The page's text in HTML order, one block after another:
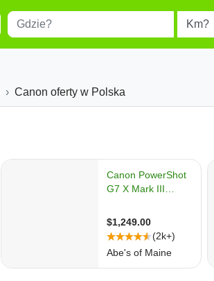
Miejscowość Radius
Canon oferty w Polska